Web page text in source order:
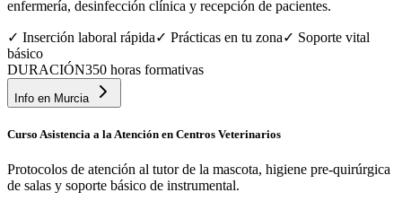
enfermería, desinfección clínica y recepción de pacientes.
✓ Inserción laboral rápida✓ Prácticas en tu zona✓ Soporte vital
básico
DURACIÓN350 horas formativas
Info en Murcia
Curso Asistencia a la Atención en Centros Veterinarios
Protocolos de atención al tutor de la mascota, higiene pre-quirúrgica
de salas y soporte básico de instrumental.